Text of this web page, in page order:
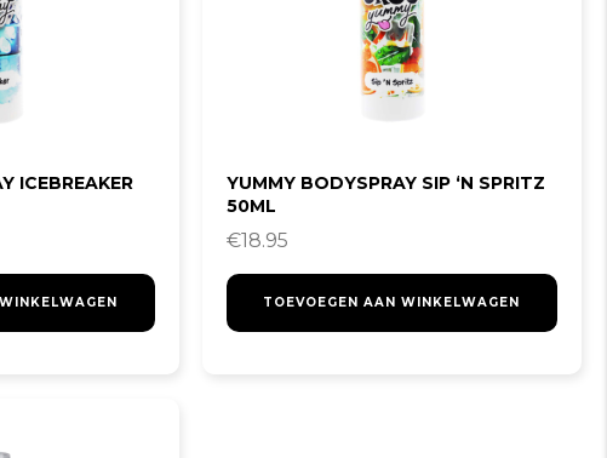
ICEBREAKER
YUMMY BODYSPRAY SIP ‘N SPRITZ
50ML
€18.95
TOEVOEGEN AAN WINKELWAGEN